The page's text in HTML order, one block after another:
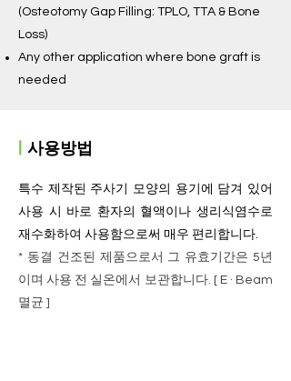
(Osteotomy Gap Filling: TPLO, TTA & Bone
Loss)
Any other application where bone graft is
needed
ㅣ​사용방법
특수 제작된 주사기 모양의 용기에 담겨 있어
사용 시 바로 환자의 혈액이나 생리식염수로
재수화하여 사용함으로써 매우 편리합니다.
​* 동결 건조된 제품으로서 그 유효기간은 5년
이며 사용 전 실온에서 보관합니다. [ E · Beam
멸균 ]